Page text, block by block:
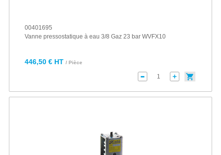
00401695
Vanne pressostatique à eau 3/8 Gaz 23 bar WVFX10
446,50 € HT / Pièce